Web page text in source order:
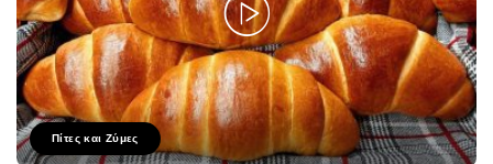
Πίτες και Ζύμες